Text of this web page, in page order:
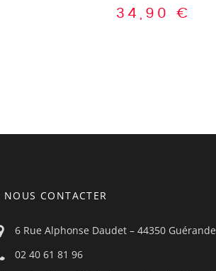
34,90 €
NOUS CONTACTER
6 Rue Alphonse Daudet – 44350 Guérande
02 40 61 81 96